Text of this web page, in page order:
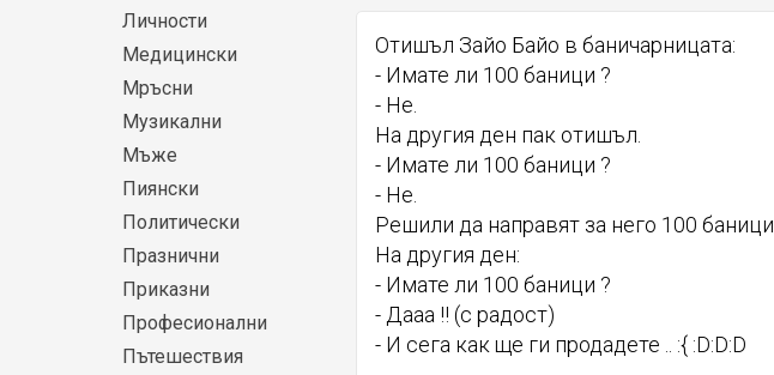
Личности
Медицински
Мръсни
Музикални
Мъже
Пиянски
Политически
Празнични
Приказни
Професионални
Пътешествия
Отишъл Зайо Байо в баничарницата:
- Имате ли 100 баници ?
- Не.
На другия ден пак отишъл.
- Имате ли 100 баници ?
- Не.
Решили да направят за него 100 баници.
На другия ден:
- Имате ли 100 баници ?
- Дааа !! (с радост)
- И сега как ще ги продадете .. :{ :D:D:D